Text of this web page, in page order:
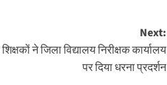
Next:
ने जिला विद्यालय निरीक्षक कार्यालय
पर दिया धरना प्रदर्शन